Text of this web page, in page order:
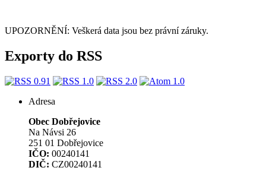
UPOZORNĚNÍ: Veškerá data jsou bez právní záruky.
Exporty do RSS
Adresa
Obec Dobřejovice
Na Návsi 26
251 01 Dobřejovice
IČO: 00240141
DIČ: CZ00240141